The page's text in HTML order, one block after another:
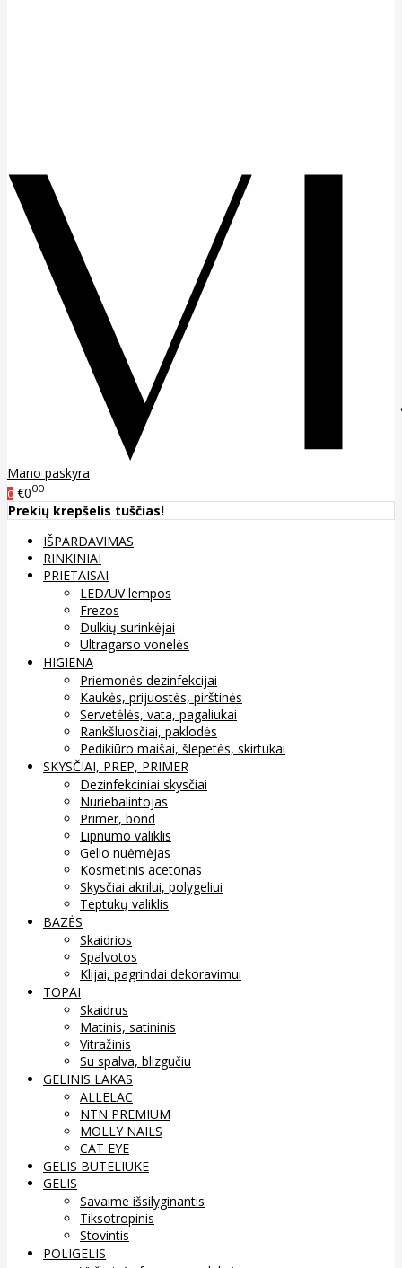
Mano paskyra
0 €000
Prekių krepšelis tuščias!
IŠPARDAVIMAS
RINKINIAI
PRIETAISAI
LED/UV lempos
Frezos
Dulkių surinkėjai
Ultragarso vonelės
HIGIENA
Priemonės dezinfekcijai
Kaukės, prijuostės, pirštinės
Servetėlės, vata, pagaliukai
Rankšluosčiai, paklodės
Pedikiūro maišai, šlepetės, skirtukai
SKYSČIAI, PREP, PRIMER
Dezinfekciniai skysčiai
Nuriebalintojas
Primer, bond
Lipnumo valiklis
Gelio nuėmėjas
Kosmetinis acetonas
Skysčiai akrilui, polygeliui
Teptukų valiklis
BAZĖS
Skaidrios
Spalvotos
Klijai, pagrindai dekoravimui
TOPAI
Skaidrus
Matinis, satininis
Vitražinis
Su spalva, blizgučiu
GELINIS LAKAS
ALLELAC
NTN PREMIUM
MOLLY NAILS
CAT EYE
GELIS BUTELIUKE
GELIS
Savaime išsilyginantis
Tiksotropinis
Stovintis
POLIGELIS